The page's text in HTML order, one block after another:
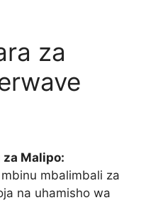
za
Malipo:
mbalimbali za
na uhamisho wa